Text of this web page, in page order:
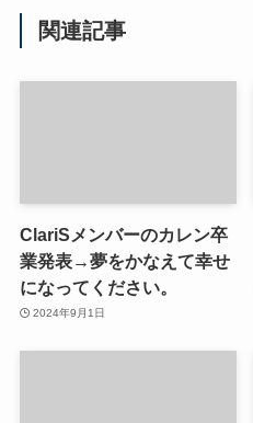
関連記事
ClariSメンバーのカレン卒
業発表→夢をかなえて幸せ
になってください。
2024年9月1日